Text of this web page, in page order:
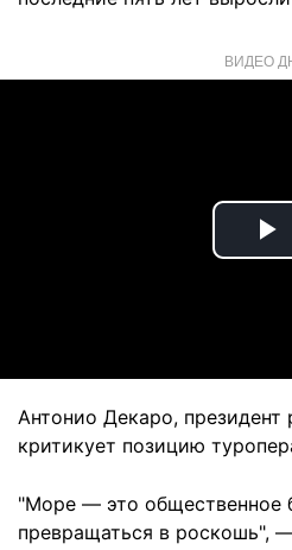
ВИДЕО
Антонио Декаро, президент
критикует позицию
"Море — это общественное
превращаться в роскошь",